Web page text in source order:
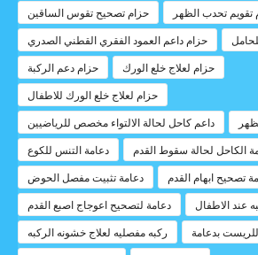
حزام تصحيح تقوس الساقين
تقويم تحدب الظهر
حزام داعم العمود الفقري القطني الصدري
حزام دعم الركبة
حزام لعلاج خلع الورك
حزام لعلاج خلع الورك للاطفال
داعم كاحل لحالة الالتواء مخصص للرياضيين
دعامة التنس للكوع
الكاحل لحالة سقوط القدم
دعامة تثبيت مفصل الحوض
تصحيح ابهام القدم
دعامة لتصحيح اعوجاج اصبع القدم
عند الاطفال
ركبه مفصليه لعلاج خشونه الركبه
بدعامة